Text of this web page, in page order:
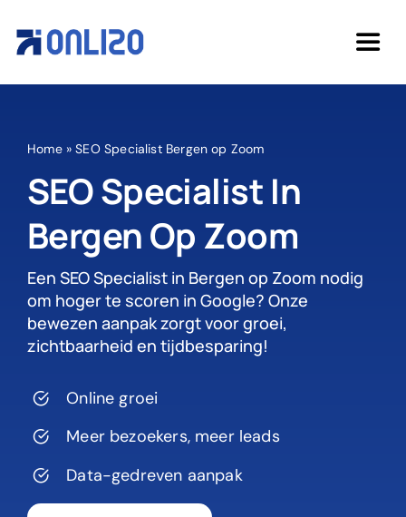
naar
Over ons
Cases
Kennisbank
Home»SEO Specialist Bergen op Zoom
SEO Specialist In
Bergen Op Zoom
Een SEO Specialist in Bergen op Zoom nodig
om hoger te scoren in Google? Onze
bewezen aanpak zorgt voor groei,
zichtbaarheid en tijdbesparing!
Online groei
Meer bezoekers, meer leads
Data-gedreven aanpak